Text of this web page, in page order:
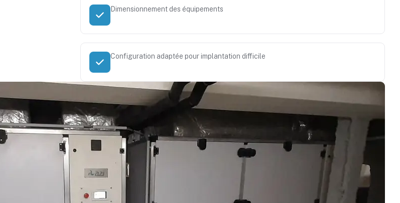
Dimensionnement des équipements
Configuration adaptée pour implantation difficile